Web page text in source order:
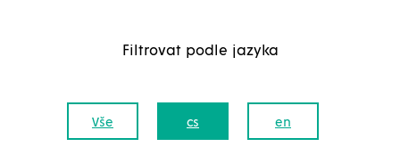
Filtrovat podle jazyka
Vše cs en